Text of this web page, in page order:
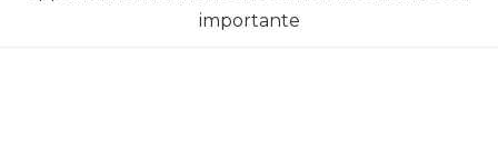
importante